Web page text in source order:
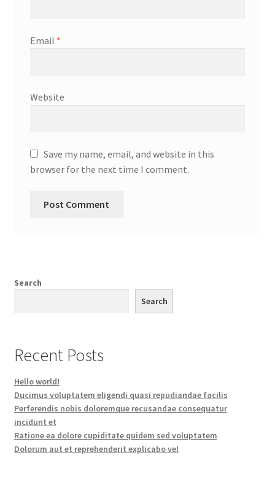
Email *
Website
Save my name, email, and website in this
browser for the next time I comment.
Search
Search
Recent Posts
Hello world!
Ducimus voluptatem eligendi quasi repudiandae facilis
Perferendis nobis doloremque recusandae consequatur
incidunt et
Ratione ea dolore cupiditate quidem sed voluptatem
Dolorum aut et reprehenderit explicabo vel